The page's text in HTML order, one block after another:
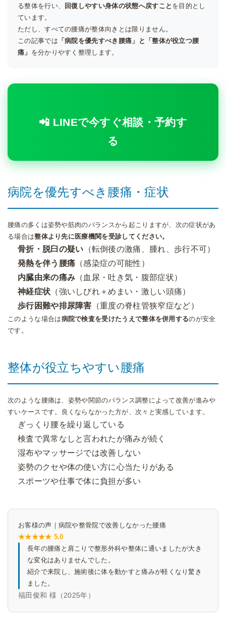
る整体を行い、
回復しやすい身体の状態へ戻すこと を目的とし
ています。
ただし、すべての腰痛が整体向きとは限りません。
この記事では 「病院を優先すべき腰痛」と「整体が役立つ腰
痛」 を分かりやすく整理します。
📲 LINEで今すぐ相談・予約す
る
病院を優先すべき腰痛・症状
腰痛の多くは姿勢や筋肉のバランスから起こりますが、次の症状があ
る場合は整体より先に医療機関を受診してください。
骨折・脱臼の疑い （転倒後の激痛、腫れ、歩行不可）
発熱を伴う腰痛 （感染症の可能性）
内臓由来の痛み （血尿・吐き気・腹部症状）
神経症状 （強いしびれ＋めまい・激しい頭痛）
歩行困難や排尿障害 （重度の脊柱管狭窄症など）
このような場合は病院で検査を受けたうえで整体を併用するのが安全
です。
整体が役立ちやすい腰痛
次のような腰痛は、姿勢や関節のバランス調整によって改善が進みや
すいケースです。
良くならなかった方が、次々と実感しています。
ぎっくり腰を繰り返している
検査で異常なしと言われたが痛みが続く
湿布やマッサージでは改善しない
姿勢のクセや体の使い方に心当たりがある
スポーツや仕事で体に負担が多い
お客様の声｜病院や整骨院で改善しなかった腰痛
★★★★★ 5.0
長年の腰痛と肩こりで整形外科や整体に通いましたが大き
な変化はありませんでした。
紹介で来院し、施術後に体を動かすと痛みが軽くなり驚き
ました。
福田俊和 様（2025年）